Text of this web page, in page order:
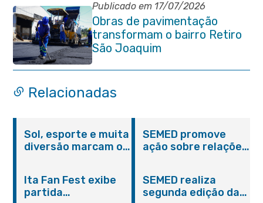
Publicado em 17/07/2026
Obras de pavimentação
transformam o bairro Retiro
São Joaquim
Relacionadas
Sol, esporte e muita
diversão marcam o
Domingo no Parque
Paleontológico
SEMED promove
ação sobre relações
Ita Fan Fest exibe
partida
SEMED realiza
segunda edição da